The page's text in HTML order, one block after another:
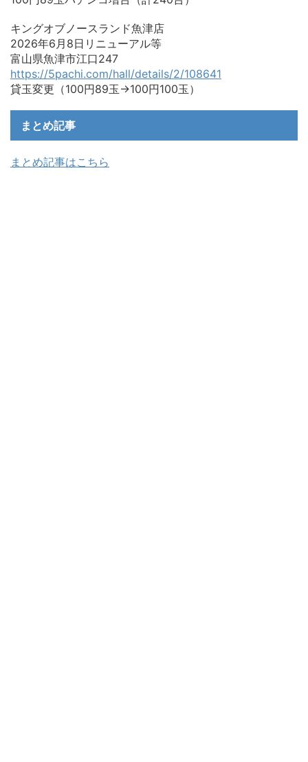
キングオブノースランド魚津店
2026年6月8日リニューアル等
富山県魚津市江口247
https://5pachi.com/hall/details/2/108641
貸玉変更（100円89玉→100円100玉）
まとめ記事
まとめ記事はこちら